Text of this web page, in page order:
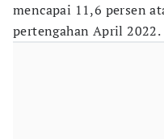
mencapai 11,6 persen
pertengahan April 2022.